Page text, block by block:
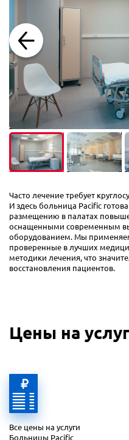
Часто лечение требует
И здесь больница Pacific
размещению в палатах
оснащенными современным
оборудованием. Мы
проверенные в лучших
методики лечения, что
восстановления пациентов.
Цены на
Все цены на услуги
Больницы Pacific